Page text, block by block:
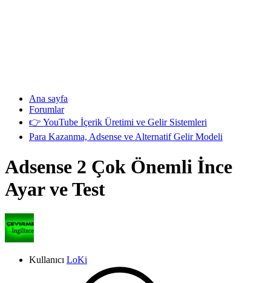
Ana sayfa
Forumlar
👉 YouTube İçerik Üretimi ve Gelir Sistemleri
Para Kazanma, Adsense ve Alternatif Gelir Modeli
Adsense 2 Çok Önemli İnce
Ayar ve Test
Kullanıcı LoKi